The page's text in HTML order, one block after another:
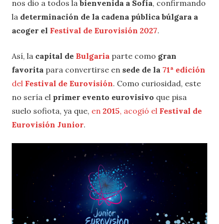
nos dio a todos la bienvenida a Sofía, confirmando
la determinación de la cadena pública búlgara a
acoger el Festival de Eurovisión 2027.
Así, la capital de Bulgaria parte como gran
favorita para convertirse en sede de la 71ª edición
del Festival de Eurovisión. Como curiosidad, este
no sería el primer evento eurovisivo que pisa
suelo sofiota, ya que, en 2015, acogió el Festival de
Eurovisión Junior.